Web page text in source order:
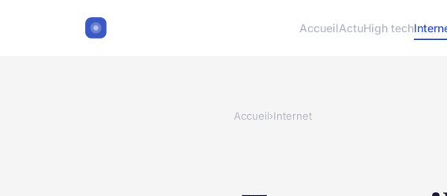
AccueilActuHigh tech
Accueil›Internet